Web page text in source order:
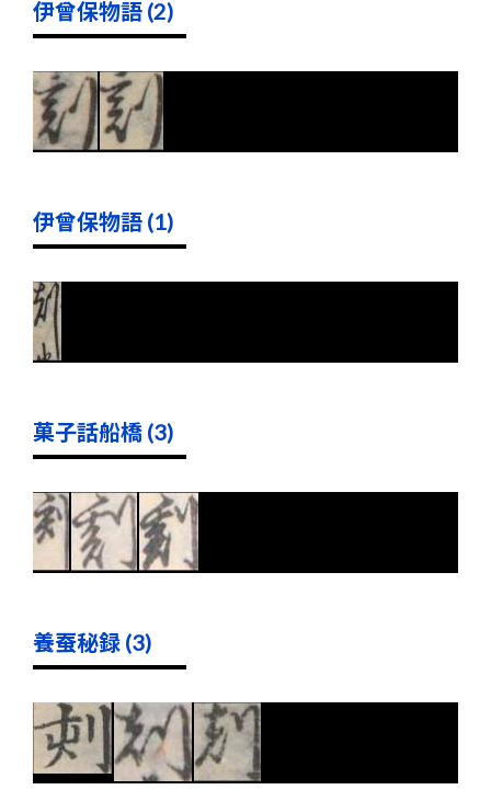
伊曾保物語 (2)
伊曾保物語 (1)
菓子話船橋 (3)
養蚕秘録 (3)